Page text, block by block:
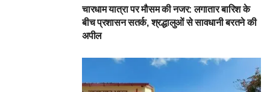
चारधाम यात्रा पर मौसम की नजर: लगातार बारिश के
बीच प्रशासन सतर्क, श्रद्धालुओं से सावधानी बरतने की
अपील